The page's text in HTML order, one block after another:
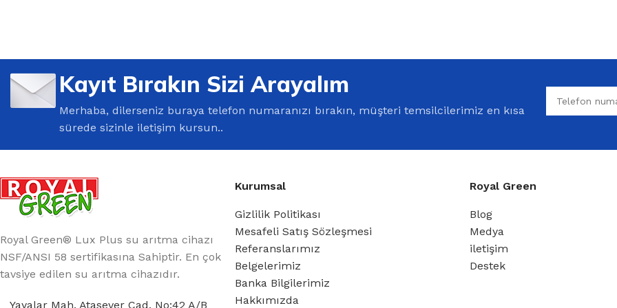
Satınal
Softlime Serisi
Evtipi su arıtma cihazları
Kayıt Bırakın Sizi Arayalım
Merhaba, dilerseniz buraya telefon numaranızı bırakın, müşteri temsilcilerimiz en kısa
sürede sizinle iletişim kursun..
Royal Green® Lux Plus su arıtma cihazı
NSF/ANSI 58 sertifikasına Sahiptir. En çok
tavsiye edilen su arıtma cihazıdır.
Yayalar Mah. Atasever Cad. No:42 A/B
Kurumsal
Gizlilik Politikası
Mesafeli Satış Sözleşmesi
Referanslarımız
Belgelerimiz
Banka Bilgilerimiz
Hakkımızda
Royal Green
Blog
Medya
iletişim
Destek